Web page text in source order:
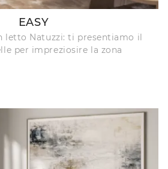
EASY
letto Natuzzi: ti presentiamo il
per impreziosire la zona